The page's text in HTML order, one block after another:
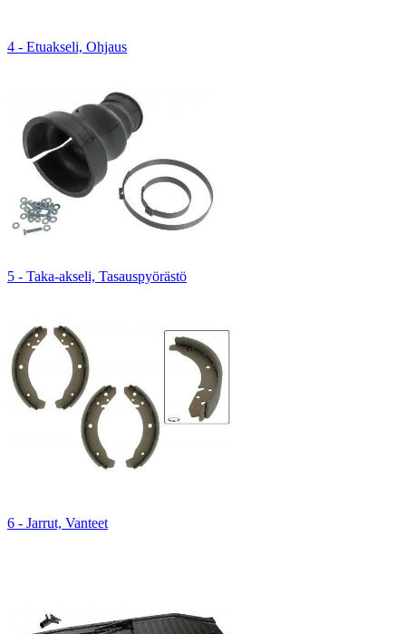
4 - Etuakseli, Ohjaus
5 - Taka-akseli, Tasauspyörästö
6 - Jarrut, Vanteet